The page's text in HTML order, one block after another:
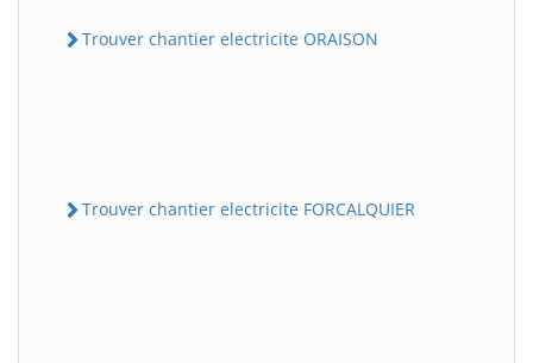
Trouver chantier electricite ORAISON
Trouver chantier electricite FORCALQUIER